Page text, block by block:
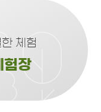
체험
험장